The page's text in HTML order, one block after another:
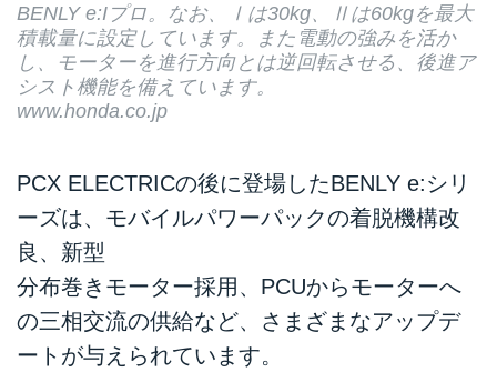
BENLY e:Iプロ。なお、Ⅰは30kg、Ⅱは60kgを最大
積載量に設定しています。また電動の強みを活か
し、モーターを進行方向とは逆回転させる、後進ア
シスト機能を備えています。
www.honda.co.jp
PCX ELECTRICの後に登場したBENLY e:シリ
ーズは、モバイルパワーパックの着脱機構改
良、新型
分布巻きモーター採用、PCUからモーターへ
の三相交流の供給など、さまざまなアップデ
ートが与えられています。